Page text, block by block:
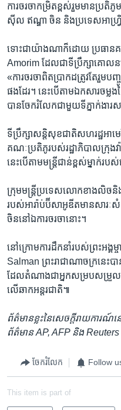
ការចរចា​កម្រិត​ខ្ពស់​រួមមាន​ប្រតិ
ស៊ីល ឥណ្ឌា ចិន​ និង​ប្រទេស​អាហ្វ្
ទោះ​ជា​យ៉ាង​ណា​ក៏ដោយ ប្រធា
Amorim ដែល​ជា​ទីប្រឹក្សា​គោល
«ការចរចា​ពិត​ប្រាកដ​ត្រូវតែ​រួម​
ផងដែរ។ នេះ​បើ​តាម​ឯកសារ​ចម្
បាន​ចែករំលែក​ជាមួយ​ទីភ្នាក់ងារ​
ទីប្រឹក្សា​សន្តិសុខ​ជាតិ​សហរដ្ឋ​អា
គណៈប្រតិភូ​របស់​រដ្ឋាភិបាល​ក្រុ
នេះ​បើ​តាម​មន្ត្រី​ជាន់​ខ្ពស់​ម្នាក់​រប
ក្រុម​មន្ត្រី​ប្រទេស​លោក​ខាង​លិច​និ
របស់​អារ៉ាប់ប៊ី​សាអូឌីត​មាន​សារៈសំខ
ចិន​នៅឯ​ការចរចា​នោះ។
នៅ​ក្រោម​ការដឹកនាំ​របស់​ព្រះអង្គ
Salman ​ព្រះរាជា​ណា​ចក្រ​នេះ​
ដែល​តំណាង​ជា​អ្នក​សម្រប​សម្រួល​
លើ​ឆាក​អន្តរជាតិ៕
ព័ត៌មាន​ខ្លះ​នៃ​សេចក្តីរាយការណ៍​ន
ព័ត៌មាន AP, AFP និង Reuters
ចែករំលែក Follow
This item is part of